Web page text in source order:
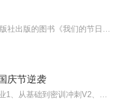
庆节逆袭